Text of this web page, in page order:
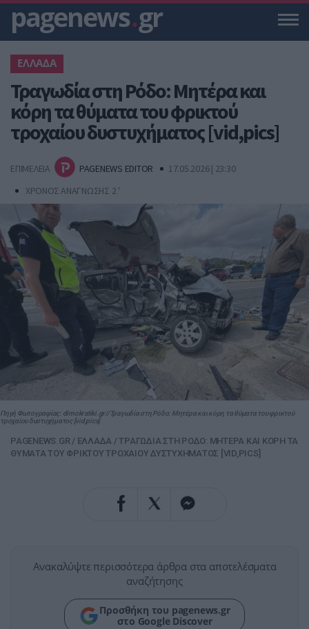
pagenews.gr
ΕΛΛΑΔΑ
Τραγωδία στη Ρόδο: Μητέρα και
κόρη τα θύματα του φρικτού
τροχαίου δυστυχήματος [vid,pics]
ΕΠΙΜΕΛΕΙΑ PAGENEWS EDITOR
17.05.2026 | 23:30
ΧΡΟΝΟΣ ΑΝΑΓΝΩΣΗΣ 2 '
Πηγή Φωτογραφίας: dimokratiki.gr//Τραγωδία στη Ρόδο: Μητέρα και κόρη τα θύματα του φρικτού
τροχαίου δυστυχήματος [vid,pics]
PAGENEWS.GR/ ΕΛΛΑΔΑ /ΤΡΑΓΩΔΙΑ ΣΤΗ ΡΟΔΟ: ΜΗΤΕΡΑ ΚΑΙ ΚΟΡΗ ΤΑ
ΘΥΜΑΤΑ ΤΟΥ ΦΡΙΚΤΟΥ ΤΡΟΧΑΙΟΥ ΔΥΣΤΥΧΗΜΑΤΟΣ [VID,PICS]
Ανακαλύψτε περισσότερα άρθρα στα αποτελέσματα
αναζήτησης
Προσθήκη του pagenews.gr
στο Google Discover